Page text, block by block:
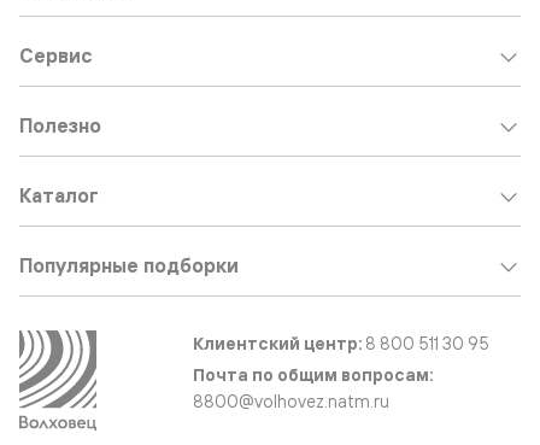
Сервис
Полезно
Каталог
Популярные подборки
Клиентский центр: 8 800 511 30 95
Почта по общим вопросам:
8800@volhovez.natm.ru